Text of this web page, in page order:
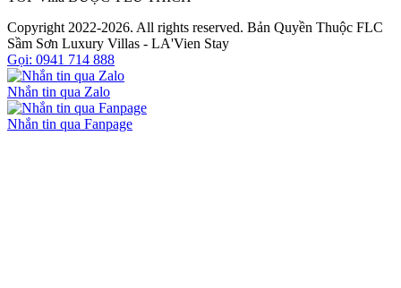
Copyright 2022-2026. All rights reserved. Bản Quyền Thuộc FLC
Sầm Sơn Luxury Villas - LA'Vien Stay
Gọi: 0941 714 888
Nhắn tin qua Zalo
Nhắn tin qua Fanpage